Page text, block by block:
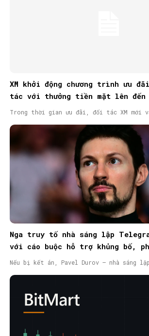
XM khởi động chương trình ưu
tác với thưởng tiền mặt lên đến
Trong thời gian ưu đãi, đối tác XM mới
Nga truy tố nhà sáng lập
với cáo buộc hỗ trợ khủng bố,
nã quốc tế
Nếu bị kết án, Pavel Durov – nhà sáng